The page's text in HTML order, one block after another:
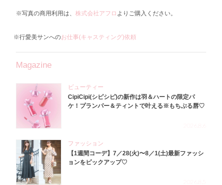
※写真の商用利用は、 株式会社アフロ よりご購入ください。
※行愛美サンへのお仕事(キャスティング)依頼
Magazine
ビューティー
CipiCipi(シピシピ)の新作は羽＆ハートの限定パ
ケ！プランパー＆ティントで叶える※もちぷる唇♡
ファッション
【1週間コーデ】7／28(火)〜8／1(土)最新ファッシ
ョンをピックアップ♡